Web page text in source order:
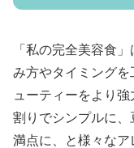
「私の完全美容食
み方やタイミング
ューティーをより
割りでシンプルに
満点に、と様々な